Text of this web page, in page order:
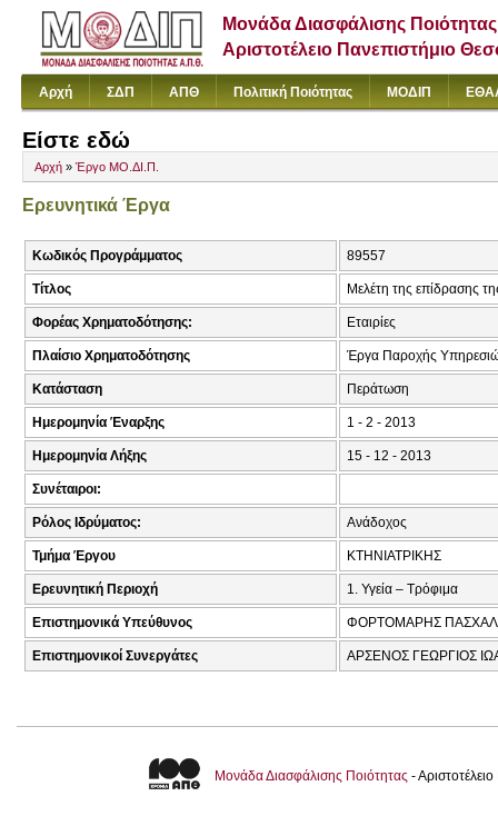
Μονάδα Διασφάλισης Ποιότητας
Αριστοτέλειο Πανεπιστήμιο
Αρχή ΣΔΠ ΑΠΘ Πολιτική Ποιότητας ΜΟΔΙΠ
Είστε εδώ
Αρχή » Έργο ΜΟ.ΔΙ.Π.
Ερευνητικά Έργα
Κωδικός Προγράμματος 89557
Τίτλος Μελέτη της επίδρασης
Φορέας Χρηματοδότησης: Εταιρίες
Πλαίσιο Χρηματοδότησης Έργα Παροχής
Κατάσταση Περάτωση
Ημερομηνία Έναρξης 1 - 2 - 2013
Ημερομηνία Λήξης 15 - 12 - 2013
Συνέταιροι:
Ρόλος Ιδρύματος: Ανάδοχος
Τμήμα Έργου ΚΤΗΝΙΑΤΡΙΚΗΣ
Ερευνητική Περιοχή 1. Υγεία – Τρόφιμα
Επιστημονικά Υπεύθυνος ΦΟΡΤΟΜΑΡΗΣ
Επιστημονικοί Συνεργάτες ΑΡΣΕΝΟΣ ΓΕΩΡΓΙΟΣ
Μονάδα Διασφάλισης Ποιότητας -